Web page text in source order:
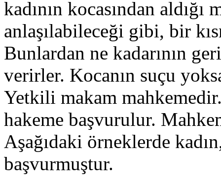
kadının kocasından aldığı
anlaşılabileceği gibi, bir
Bunlardan ne kadarının
verirler. Kocanın suçu
Yetkili makam
hakeme başvurulur.
Aşağıdaki örneklerde
başvurmuştur.